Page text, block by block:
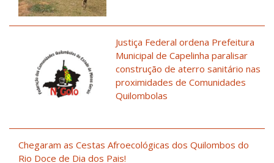
Justiça Federal ordena Prefeitura
Municipal de Capelinha paralisar
construção de aterro sanitário nas
proximidades de Comunidades
Quilombolas
Chegaram as Cestas Afroecológicas dos Quilombos do
Rio Doce de Dia dos Pais!